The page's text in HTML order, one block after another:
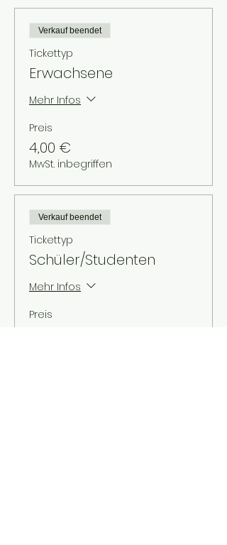
Verkauf beendet
Tickettyp
Erwachsene
Mehr Infos
Preis
4,00 €
MwSt. inbegriffen
Verkauf beendet
Tickettyp
Schüler/Studenten
Mehr Infos
Preis